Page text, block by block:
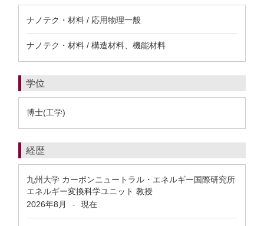
ナノテク・材料 / 応用物理一般
ナノテク・材料 / 構造材料、機能材料
学位
博士(工学)
経歴
九州大学 カーボンニュートラル・エネルギー国際研究所
エネルギー変換科学ユニット 教授
2026年8月
- 現在